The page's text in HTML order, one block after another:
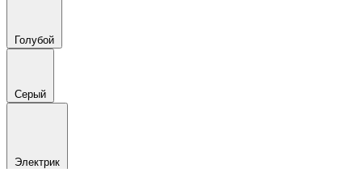
Голубой
Серый
Электрик